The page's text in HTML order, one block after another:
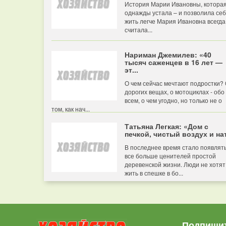
История Марии Ивановны, которая
однажды устала – и позволила
жить легче Мария Ивановна всегда
считала...
Нариман Джемилев: «40
тысяч саженцев в 16 лет —
эт...
О чем сейчас мечтают подростки?
дорогих вещах, о мотоциклах - обо
всем, о чем угодно, но только не о
том, как нач...
Татьяна Легкая: «Дом с
печкой, чистый воздух и
В последнее время стало
все больше ценителей простой
деревенской жизни. Люди не хотят
жить в спешке в бо...